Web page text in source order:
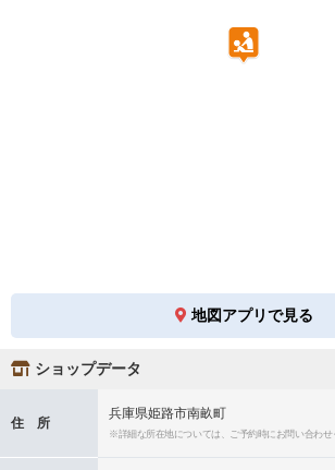
地図アプリで見る
ショップデータ
住 所
兵庫県姫路市南畝町
※詳細な所在地については、ご予約時にお問い合わせ